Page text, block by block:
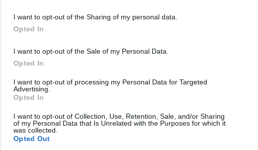
I want to opt-out of the Sharing of my personal data.
Opted In
I want to opt-out of the Sale of my Personal Data.
Opted In
I want to opt-out of processing my Personal Data for Targeted
Advertising.
Opted In
I want to opt-out of Collection, Use, Retention, Sale, and/or Sharing
of my Personal Data that Is Unrelated with the Purposes for which it
was collected.
Opted Out